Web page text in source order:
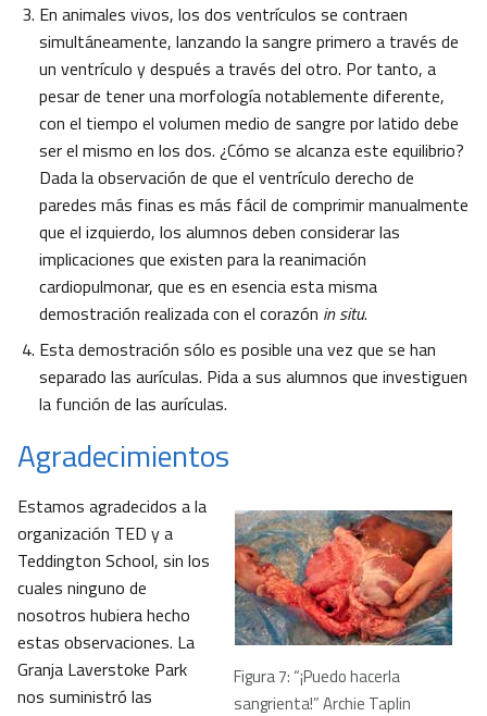
En animales vivos, los dos ventrículos se contraen
simultáneamente, lanzando la sangre primero a través de
un ventrículo y después a través del otro. Por tanto, a
pesar de tener una morfología notablemente diferente,
con el tiempo el volumen medio de sangre por latido debe
ser el mismo en los dos. ¿Cómo se alcanza este equilibrio?
Dada la observación de que el ventrículo derecho de
paredes más finas es más fácil de comprimir manualmente
que el izquierdo, los alumnos deben considerar las
implicaciones que existen para la reanimación
cardiopulmonar, que es en esencia esta misma
demostración realizada con el corazón in situ.
Esta demostración sólo es posible una vez que se han
separado las aurículas. Pida a sus alumnos que investiguen
la función de las aurículas.
Agradecimientos
Figura 7: “¡Puedo hacerla
sangrienta!” Archie Taplin
Estamos agradecidos a la
organización TED y a
Teddington School, sin los
cuales ninguno de
nosotros hubiera hecho
estas observaciones. La
Granja Laverstoke Park
nos suministró las